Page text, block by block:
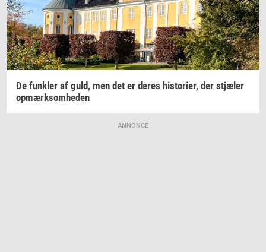
De funk­ler af guld, men det er deres hi­sto­ri­er, der stjæ­ler
op­mærk­som­he­den
ANNONCE